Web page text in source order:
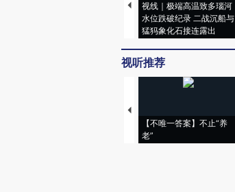
视线｜极端高温致多瑙河
水位跌破纪录 二战沉船与
猛犸象化石接连露出
视听推荐
【不唯一答案】不止“养
老”